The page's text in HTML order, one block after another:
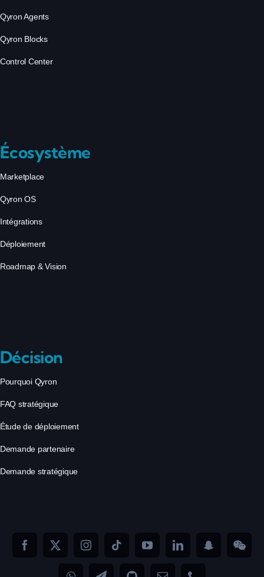
Qyron Agents
Qyron Blocks
Control Center
Écosystème
Marketplace
Qyron OS
Intégrations
Déploiement
Roadmap & Vision
Décision
Pourquoi Qyron
FAQ stratégique
Étude de déploiement
Demande partenaire
Demande stratégique